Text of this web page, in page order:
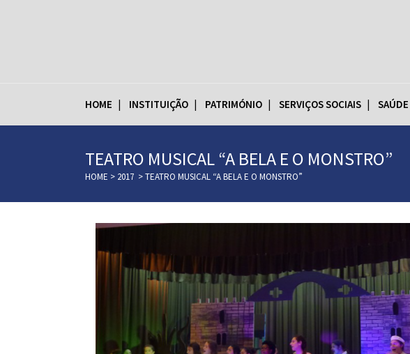
HOME INSTITUIÇÃO PATRIMÓNIO SERVIÇOS SOCIAIS SAÚDE
TEATRO MUSICAL “A BELA E O MONSTRO”
HOME > 2017 >TEATRO MUSICAL “A BELA E O MONSTRO”